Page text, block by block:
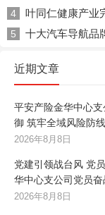
4 叶同仁健康产业
5 十大汽车导航品
近期文章
平安产险金华中心
御 筑牢全域风险防线
2026年8月8日
党建引领战台风 党
华中心支公司党员
2026年8月8日